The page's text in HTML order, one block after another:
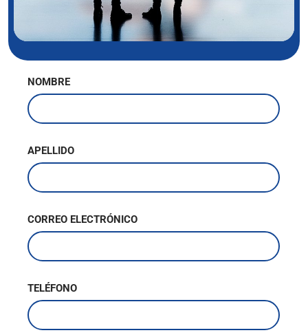
NOMBRE
APELLIDO
CORREO ELECTRÓNICO
TELÉFONO